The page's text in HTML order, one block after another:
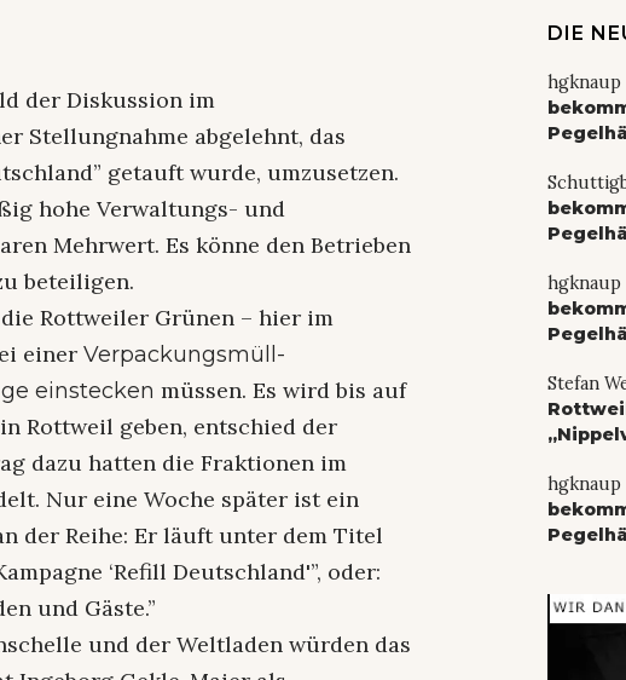
der Diskussion im
Stellungnahme abgelehnt, das
getauft wurde, umzusetzen.
hohe Verwaltungs- und
Mehrwert. Es könne den Betrieben
beteiligen.
Rottweiler Grünen – hier im
einerVerpackungsmüll-
einstecken müssen. Es wird bis auf
Rottweil geben, entschied der
dazu hatten die Fraktionen im
Nur eine Woche später ist ein
der Reihe: Er läuft unter dem Titel
‘Refill Deutschland'”, oder:
und Gäste.”
und der Weltladen würden das
DIE
hgknaup
hgknaup
Stefan
hgknaup